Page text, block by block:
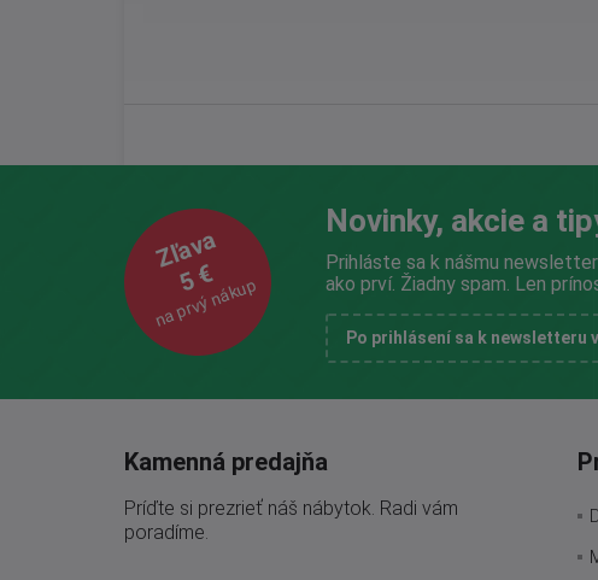
Zľava
5 €
na prvý nákup
Novinky, akcie a
Prihláste sa k nášmu
ako prví. Žiadny spam. Len
Po prihlásení sa k newsletteru
Kamenná predajňa
Príďte si prezrieť náš nábytok. Radi vám
poradíme.